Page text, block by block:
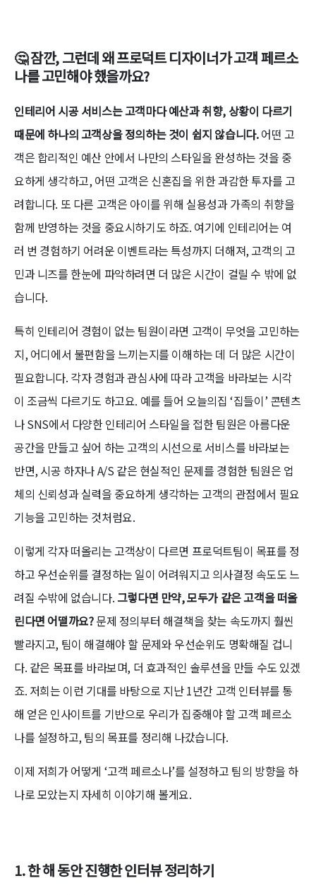
🤔잠깐, 그런데 왜 프로덕트 디자이너가 고객 페르소
나를 고민해야 했을까요?
인테리어 시공 서비스는 고객마다 예산과 취향, 상황이 다르기
때문에 하나의 고객상을 정의하는 것이 쉽지 않습니다.어떤 고
객은 합리적인 예산 안에서 나만의 스타일을 완성하는 것을 중
요하게 생각하고, 어떤 고객은 신혼집을 위한 과감한 투자를 고
려합니다. 또 다른 고객은 아이를 위해 실용성과 가족의 취향을
함께 반영하는 것을 중요시하기도 하죠. 여기에 인테리어는 여
러 번 경험하기 어려운 이벤트라는 특성까지 더해져, 고객의 고
민과 니즈를 한눈에 파악하려면 더 많은 시간이 걸릴 수 밖에 없
습니다.
특히 인테리어 경험이 없는 팀원이라면 고객이 무엇을 고민하는
지, 어디에서 불편함을 느끼는지를 이해하는 데 더 많은 시간이
필요합니다. 각자 경험과 관심사에 따라 고객을 바라보는 시각
이 조금씩 다르기도 하고요. 예를 들어 오늘의집 ‘집들이’ 콘텐츠
나 SNS에서 다양한 인테리어 스타일을 접한 팀원은 아름다운
공간을 만들고 싶어 하는 고객의 시선으로 서비스를 바라보는
반면, 시공 하자나 A/S 같은 현실적인 문제를 경험한 팀원은 업
체의 신뢰성과 실력을 중요하게 생각하는 고객의 관점에서 필요
기능을 고민하는 것처럼요.
이렇게 각자 떠올리는 고객상이 다르면 프로덕트팀이 목표를 정
하고 우선순위를 결정하는 일이 어려워지고 의사결정 속도도 느
려질 수밖에 없습니다. 그렇다면 만약, 모두가 같은 고객을 떠올
린다면 어떨까요?문제 정의부터 해결책을 찾는 속도까지 훨씬
빨라지고, 팀이 해결해야 할 문제와 우선순위도 명확해질 겁니
다. 같은 목표를 바라보며, 더 효과적인 솔루션을 만들 수도 있겠
죠. 저희는 이런 기대를 바탕으로 지난 1년간 고객 인터뷰를 통
해 얻은 인사이트를 기반으로 우리가 집중해야 할 고객 페르소
나를 설정하고, 팀의 목표를 정리해 나갔습니다.
이제 저희가 어떻게 ‘고객 페르소나’를 설정하고 팀의 방향을 하
나로 모았는지 자세히 이야기해 볼게요.
1.한 해 동안 진행한 인터뷰 정리하기